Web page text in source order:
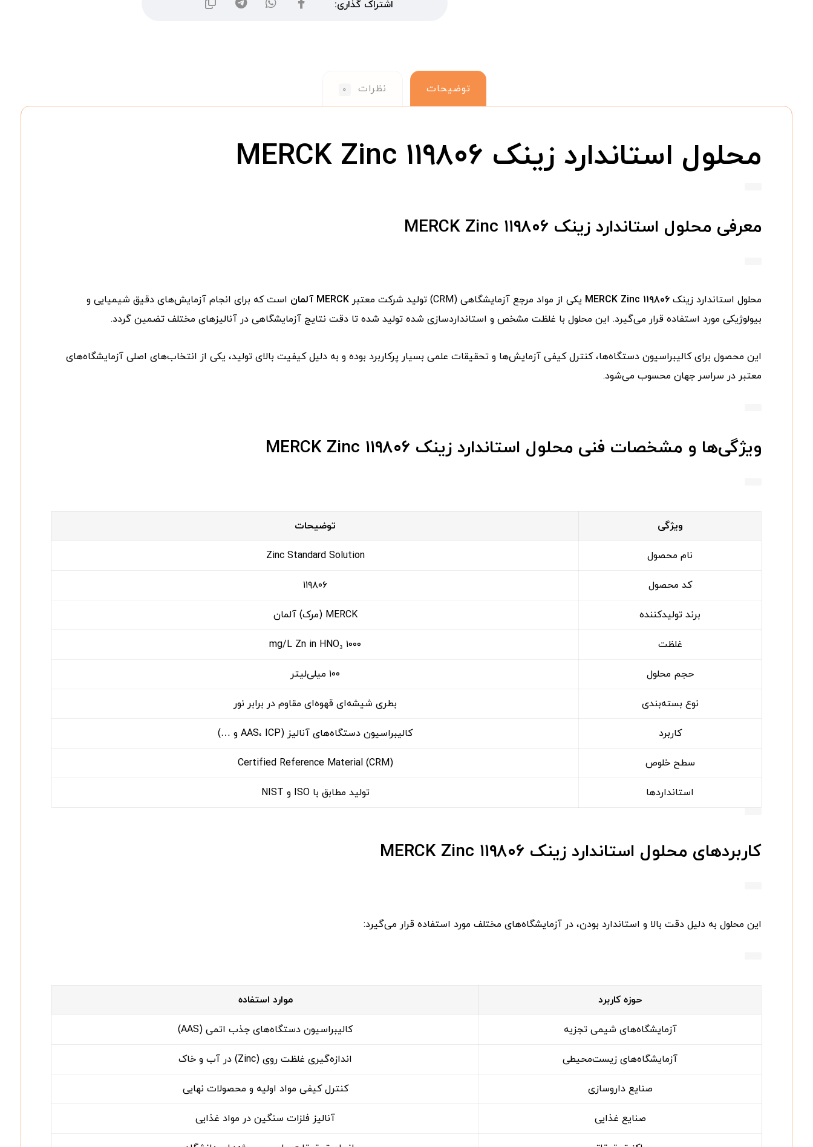
توضیحات نظرات ۰
محلول استاندارد زینک MERCK Zinc ۱۱۹۸۰۶
معرفی محلول استاندارد زینک MERCK Zinc ۱۱۹۸۰۶
محلول استاندارد زینک MERCK Zinc ۱۱۹۸۰۶ یکی از مواد مرجع آزمایشگاهی (CRM) تولید شرکت معتبر MERCK آلمان
است که برای انجام آزمایش‌های دقیق شیمیایی و
بیولوژیکی مورد استفاده قرار می‌گیرد. این محلول با غلظت مشخص و استانداردسازی شده تولید شده تا دقت نتایج آزمایشگاهی در آنالیزهای مختلف تضمین گردد.
این محصول برای کالیبراسیون دستگاه‌ها، کنترل کیفی آزمایش‌ها و تحقیقات علمی بسیار پرکاربرد بوده و به دلیل کیفیت بالای تولید، یکی از انتخاب‌های اصلی آزمایشگاه‌های
معتبر در سراسر جهان محسوب می‌شود.
ویژگی‌ها و مشخصات فنی محلول استاندارد زینک MERCK Zinc ۱۱۹۸۰۶
ویژگی توضیحات
نام محصول Zinc Standard Solution
کد محصول ۱۱۹۸۰۶
برند تولیدکننده MERCK (مرک) آلمان
غلظت ۱۰۰۰ mg/L Zn in HNO₃
حجم محلول ۱۰۰ میلی‌لیتر
نوع بسته‌بندی بطری شیشه‌ای قهوه‌ای مقاوم در برابر نور
کاربرد کالیبراسیون دستگاه‌های آنالیز (AAS، ICP و …)
سطح خلوص Certified Reference Material (CRM)
استانداردها تولید مطابق با ISO و NIST
کاربردهای محلول استاندارد زینک MERCK Zinc ۱۱۹۸۰۶
این محلول به دلیل دقت بالا و استاندارد بودن، در آزمایشگاه‌های مختلف مورد استفاده قرار می‌گیرد:
حوزه کاربرد موارد استفاده
آزمایشگاه‌های شیمی تجزیه کالیبراسیون دستگاه‌های جذب اتمی (AAS)
آزمایشگاه‌های زیست‌محیطی اندازه‌گیری غلظت روی (Zinc) در آب و خاک
صنایع داروسازی کنترل کیفی مواد اولیه و محصولات نهایی
صنایع غذایی آنالیز فلزات سنگین در مواد غذایی